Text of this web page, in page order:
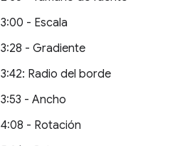
3:00 - Escala
3:28 - Gradiente
3:42: Radio del borde
3:53 - Ancho
4:08 - Rotación